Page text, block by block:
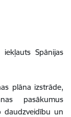
Spānijas
plāna izstrāde,
pasākumus
daudzveidību un